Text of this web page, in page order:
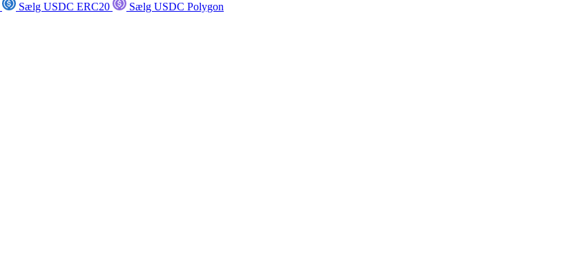
Sælg USDC ERC20
Sælg USDC Polygon